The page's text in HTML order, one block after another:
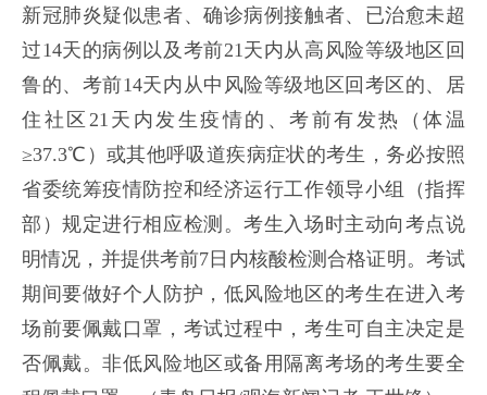
新冠肺炎疑似患者、确诊病例接触者、已治愈未超
过14天的病例以及考前21天内从高风险等级地区回
鲁的、考前14天内从中风险等级地区回考区的、居
住社区21天内发生疫情的、考前有发热（体温
≥37.3℃）或其他呼吸道疾病症状的考生，务必按照
省委统筹疫情防控和经济运行工作领导小组（指挥
部）规定进行相应检测。考生入场时主动向考点说
明情况，并提供考前7日内核酸检测合格证明。考试
期间要做好个人防护，低风险地区的考生在进入考
场前要佩戴口罩，考试过程中，考生可自主决定是
否佩戴。非低风险地区或备用隔离考场的考生要全